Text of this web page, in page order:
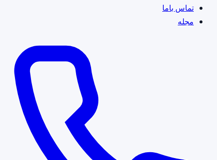
تماس باما
مجله